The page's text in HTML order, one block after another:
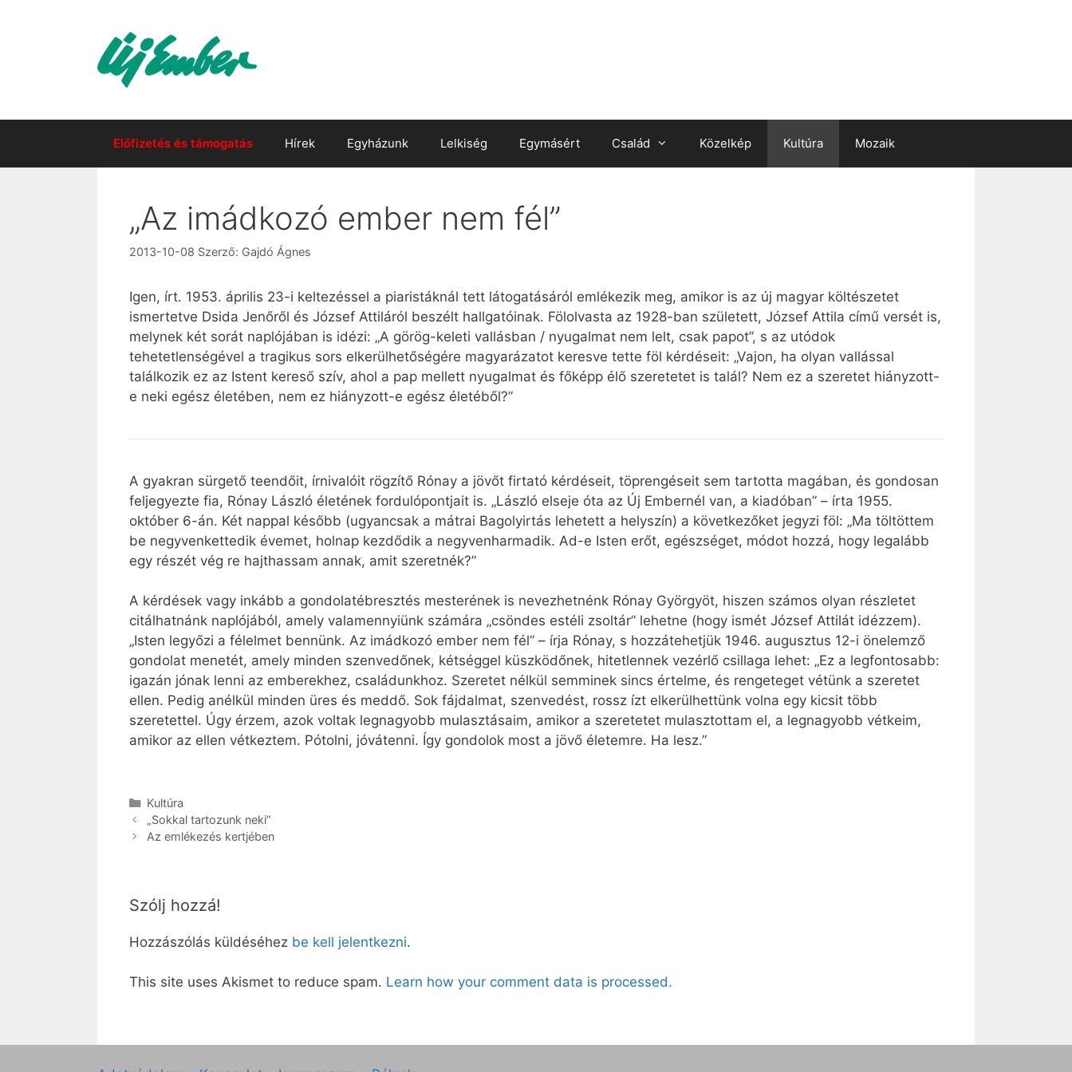
Előfizetés és támogatás Hírek Egyházunk Lelkiség Egymásért Család Közelkép Kultúra Mozaik
„Az imádkozó ember nem fél”
2013-10-08 Szerző: Gajdó Ágnes
Igen, írt. 1953. április 23-i keltezéssel a piaristáknál tett látogatásáról emlékezik meg, amikor is az új magyar költészetet
ismertetve Dsida Jenőről és József Attiláról beszélt hallgatóinak. Fölolvasta az 1928-ban született, József Attila című versét is,
melynek két sorát naplójában is idézi: „A görög-keleti vallásban / nyugalmat nem lelt, csak papot”, s az utódok
tehetetlenségével a tragikus sors elkerülhetőségére magyarázatot keresve tette föl kérdéseit: „Vajon, ha olyan vallással
találkozik ez az Istent kereső szív, ahol a pap mellett nyugalmat és főképp élő szeretetet is talál? Nem ez a szeretet hiányzott-
e neki egész életében, nem ez hiányzott-e egész életéből?”
A gyakran sürgető teendőit, írnivalóit rögzítő Rónay a jövőt firtató kérdéseit, töprengéseit sem tartotta magában, és gondosan
feljegyezte fia, Rónay László életének fordulópontjait is. „László elseje óta az Új Embernél van, a kiadóban” – írta 1955.
október 6-án. Két nappal később (ugyancsak a mátrai Bagolyirtás lehetett a helyszín) a következőket jegyzi föl: „Ma töltöttem
be negyvenkettedik évemet, holnap kezdődik a negyvenharmadik. Ad-e Isten erőt, egészséget, módot hozzá, hogy legalább
egy részét vég re hajthassam annak, amit szeretnék?”
A kérdések vagy inkább a gondolatébresztés mesterének is nevezhetnénk Rónay Györgyöt, hiszen számos olyan részletet
citálhatnánk naplójából, amely valamennyiünk számára „csöndes estéli zsoltár” lehetne (hogy ismét József Attilát idézzem).
„Isten legyőzi a félelmet bennünk. Az imádkozó ember nem fél” – írja Rónay, s hozzátehetjük 1946. augusztus 12-i önelemző
gondolat menetét, amely minden szenvedőnek, kétséggel küszködőnek, hitetlennek vezérlő csillaga lehet: „Ez a legfontosabb:
igazán jónak lenni az emberekhez, családunkhoz. Szeretet nélkül semminek sincs értelme, és rengeteget vétünk a szeretet
ellen. Pedig anélkül minden üres és meddő. Sok fájdalmat, szenvedést, rossz ízt elkerülhettünk volna egy kicsit több
szeretettel. Úgy érzem, azok voltak legnagyobb mulasztásaim, amikor a szeretetet mulasztottam el, a legnagyobb vétkeim,
amikor az ellen vétkeztem. Pótolni, jóvátenni. Így gondolok most a jövő életemre. Ha lesz.”
Kategória
Kultúra
„Sokkal tartozunk neki”
Az emlékezés kertjében
Szólj hozzá!
Hozzászólás küldéséhez be kell jelentkezni.
This site uses Akismet to reduce spam. Learn how your comment data is processed.